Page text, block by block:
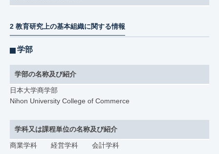
2 教育研究上の基本組織に関する情報
学部
学部の名称及び紹介
日本大学商学部
Nihon University College of Commerce
学科又は課程単位の名称及び紹介
商業学科 経営学科 会計学科